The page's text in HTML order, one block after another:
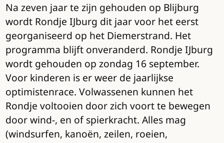
Na zeven jaar te zijn gehouden op Blijburg
wordt Rondje IJburg dit jaar voor het eerst
georganiseerd op het Diemerstrand. Het
programma blijft onveranderd. Rondje IJburg
wordt gehouden op zondag 16 september.
Voor kinderen is er weer de jaarlijkse
optimistenrace. Volwassenen kunnen het
Rondje voltooien door zich voort te bewegen
door wind-, en of spierkracht. Alles mag
(windsurfen, kanoën, zeilen, roeien,